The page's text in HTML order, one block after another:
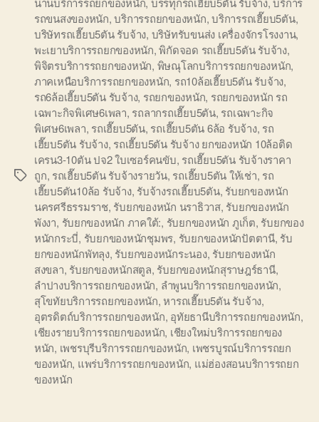
Tags
รถขนสงของหนัก,บริการรถยกของหนัก,บริการรถเฮี๊ยบ5ตัน,
บริษัทรถเฮี๊ยบ5ตัน รับจ้าง, บริษัทรับขนส่ง เครื่องจักรโรงงาน,
พะเยาบริการรถยกของหนัก,พิกัดจอด รถเฮี๊ยบ5ตัน รับจ้าง,
พิจิตรบริการรถยกของหนัก, พิษณุโลกบริการรถยกของหนัก,
ภาคเหนือบริการรถยกของหนัก, รถ10ล้อเฮี๊ยบ5ตัน รับจ้าง,
รถ6ล้อเฮี๊ยบ5ตัน รับจ้าง, รถยกของหนัก, รถยกของหนัก รถ
เฉพาะกิจพิเศษ6เพลา, รถลากรถเฮี๊ยบ5ตัน, รถเฉพาะกิจ
พิเศษ6เพลา, รถเฮี๊ยบ5ตัน, รถเฮี๊ยบ5ตัน 6ล้อ รับจ้าง, รถ
เฮี๊ยบ5ตัน รับจ้าง, รถเฮี๊ยบ5ตัน รับจ้าง ยกของหนัก 10ล้อติด
เครน3-10ตัน ปจ2 ใบเซอร์คนขับ, รถเฮี๊ยบ5ตัน รับจ้างราคา
ถูก, รถเฮี๊ยบ5ตัน รับจ้างรายวัน, รถเฮี๊ยบ5ตัน ให้เช่า, รถ
เฮี๊ยบ5ตัน10ล้อ รับจ้าง, รับจ้างรถเฮี๊ยบ5ตัน, รับยกของหนัก
นครศรีธรรมราช, รับยกของหนัก นราธิวาส, รับยกของหนัก
พังงา, รับยกของหนัก ภาคใต้:, รับยกของหนัก ภูเก็ต, รับยกของ
หนักกระบี่, รับยกของหนักชุมพร, รับยกของหนักปัตตานี, รับ
ยกของหนักพัทลุง, รับยกของหนักระนอง, รับยกของหนัก
สงขลา, รับยกของหนักสตูล, รับยกของหนักสุราษฎร์ธานี,
ลำปางบริการรถยกของหนัก, ลำพูนบริการรถยกของหนัก,
สุโขทัยบริการรถยกของหนัก,หารถเฮี๊ยบ5ตัน รับจ้าง,
อุตรดิตถ์บริการรถยกของหนัก, อุทัยธานีบริการรถยกของหนัก,
เชียงรายบริการรถยกของหนัก, เชียงใหม่บริการรถยกของ
หนัก, เพชรบุรีบริการรถยกของหนัก, เพชรบูรณ์บริการรถยก
ของหนัก, แพร่บริการรถยกของหนัก, แม่ฮ่องสอนบริการรถยก
ของหนัก